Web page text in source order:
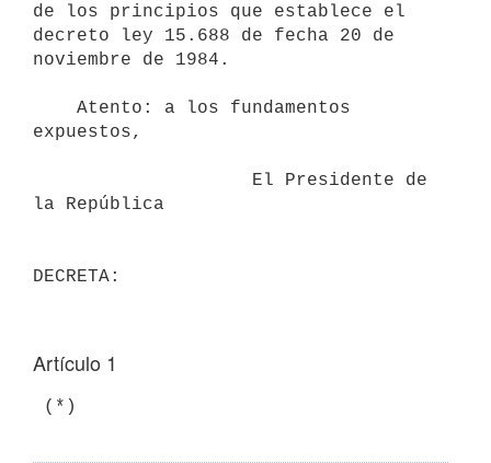
de los principios que establece el
decreto ley 15.688 de fecha 20 de
noviembre de 1984.
expuestos,
la República
Artículo 1